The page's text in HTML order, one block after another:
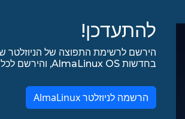
להתעדכן!
הירשם לרשימת התפוצה של הניוזלטר
בחדשות AlmaLinux OS, והירשם לכל עדכונים אחרים ב-lists.almalinux.org!
הרשמה לניוזלטר AlmaLinux